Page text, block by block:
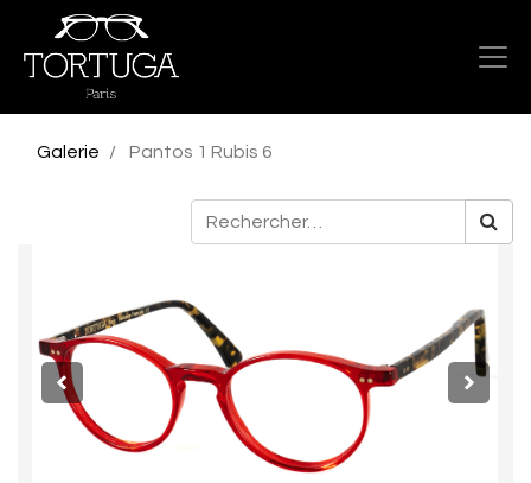
Galerie Pantos 1 Rubis 6